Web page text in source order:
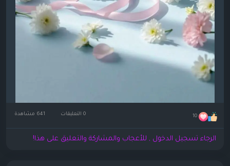
10 0 التعليقات
الرجاء تسجيل الدخول , للأعجاب والمشاركة والتعليق على هذا!